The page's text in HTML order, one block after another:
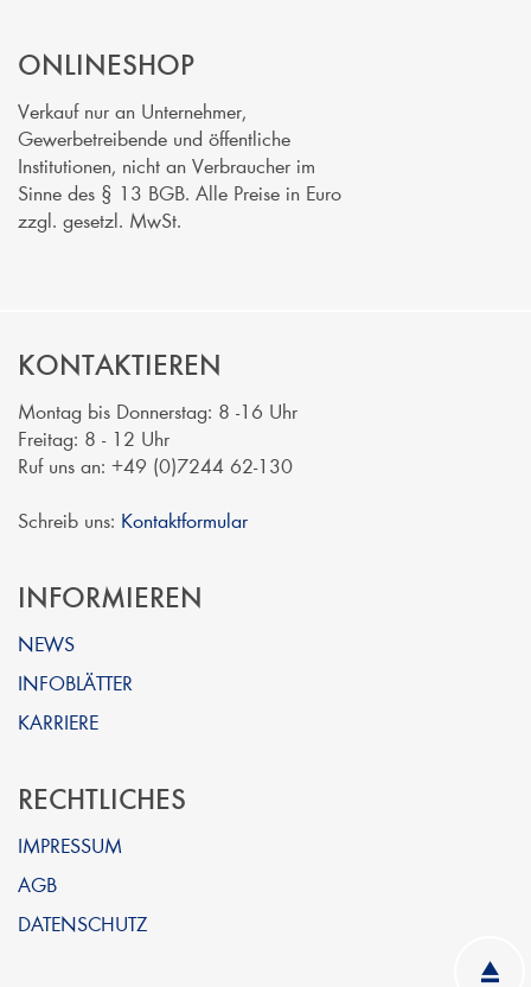
ONLINESHOP
Verkauf nur an Unternehmer,
Gewerbetreibende und öffentliche
Institutionen, nicht an Verbraucher im
Sinne des § 13 BGB. Alle Preise in Euro
zzgl. gesetzl. MwSt.
KONTAKTIEREN
Montag bis Donnerstag: 8 -16 Uhr
Freitag: 8 - 12 Uhr
Ruf uns an: +49 (0)7244 62-130
Schreib uns: Kontaktformular
INFORMIEREN
NEWS
INFOBLÄTTER
KARRIERE
RECHTLICHES
IMPRESSUM
AGB
DATENSCHUTZ